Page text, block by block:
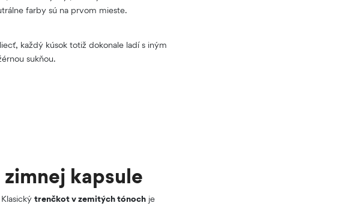
farby sú na prvom mieste.
každý kúsok totiž dokonale ladí s iným
sukňou.
kapsule
trenčkot v zemitých tónoch je